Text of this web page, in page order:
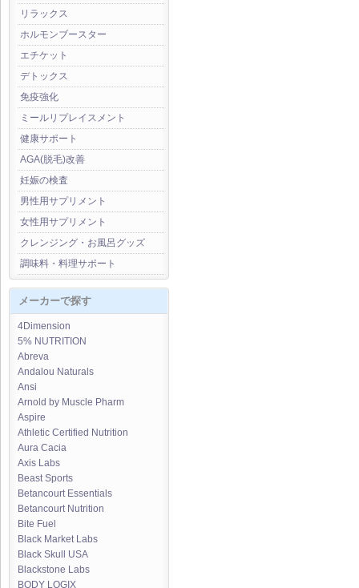
リラックス
ホルモンブースター
エチケット
デトックス
免疫強化
ミールリプレイスメント
健康サポート
AGA(脱毛)改善
妊娠の検査
男性用サプリメント
女性用サプリメント
クレンジング・お風呂グッズ
調味料・料理サポート
メーカーで探す
4Dimension
5% NUTRITION
Abreva
Andalou Naturals
Ansi
Arnold by Muscle Pharm
Aspire
Athletic Certified Nutrition
Aura Cacia
Axis Labs
Beast Sports
Betancourt Essentials
Betancourt Nutrition
Bite Fuel
Black Market Labs
Black Skull USA
Blackstone Labs
BODY LOGIX